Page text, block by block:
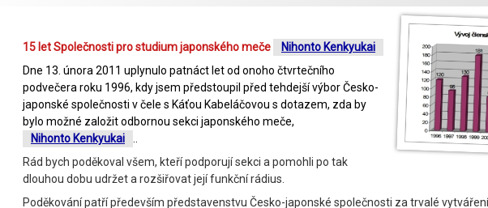
15 let Společnosti pro studium japonského meče
Nihonto Kenkyukai
Dne 13. února 2011 uplynulo patnáct let od onoho čtvrtečního
podvečera roku 1996, kdy jsem předstoupil před tehdejší výbor Česko-
japonské společnosti v čele s Káťou Kabeláčovou s dotazem, zda by
bylo možné založit odbornou sekci japonského meče,
Nihonto Kenkyukai
Rád bych poděkoval všem, kteří podporují sekci a pomohli po tak
dlouhou dobu udržet a rozšiřovat její funkční rádius.
Poděkování patří především představenstvu Česko-japonské společnosti za trvalé